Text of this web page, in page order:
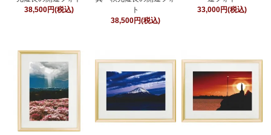
38,500円(税込)
ト
38,500円(税込)
33,000円(税込)